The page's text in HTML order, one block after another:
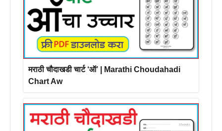
मराठी चौदाखडी चार्ट ‘ऑ’ | Marathi Choudahadi
Chart Aw